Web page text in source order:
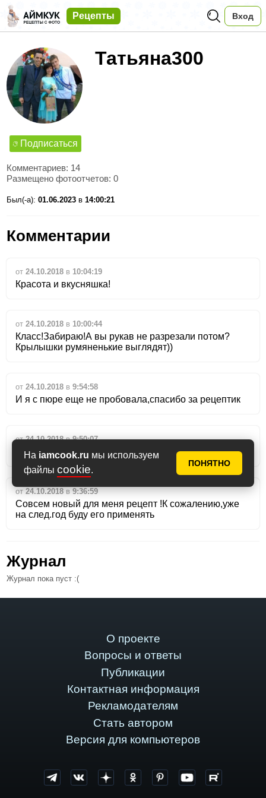
На iamcook.ru мы используем
файлы cookie.
ПОНЯТНО
Рецепты Вход
Татьяна300
Подписаться
Комментариев: 14
Размещено фотоотчетов: 0
Был(-а):01.06.2023 в14:00:21
Комментарии
от24.10.2018 в 10:04:19
Красота и вкусняшка!
от24.10.2018 в 10:00:44
Класс!Забираю!А вы рукав не разрезали потом?
Крылышки румяненькие выглядят))
от24.10.2018 в9:54:58
И я с пюре еще не пробовала,спасибо за рецептик
от24.10.2018в9:50:07
Все!Заразили! Сегодня же готовлю!:bestofthebest:
от24.10.2018в9:36:59
Совсем новый для меня рецепт !К сожалению,уже
на след.год буду его применять
Журнал
Журнал пока пуст :(
О проекте
Вопросы и ответы
Публикации
Контактная информация
Рекламодателям
Стать автором
Версия для компьютеров